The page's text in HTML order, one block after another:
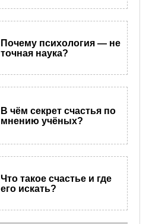
Почему психология — не
точная наука?
В чём секрет счастья по
мнению учёных?
Что такое счастье и где
его искать?